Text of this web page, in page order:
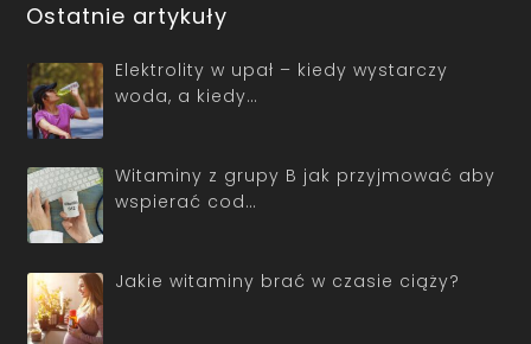
Ostatnie artykuły
Elektrolity w upał – kiedy wystarczy
woda, a kiedy…
Witaminy z grupy B jak przyjmować aby
wspierać cod…
Jakie witaminy brać w czasie ciąży?